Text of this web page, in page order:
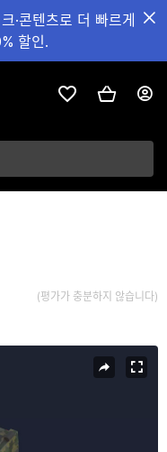
·콘텐츠로 더 빠르게
할인.
(평가가 충분하지 않습니다)